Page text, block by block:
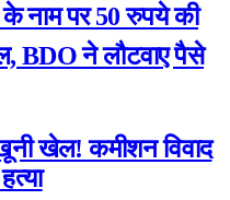
नाम पर 50 रुपये की
BDO ने लौटवाए पैसे
खेल! कमीशन विवाद